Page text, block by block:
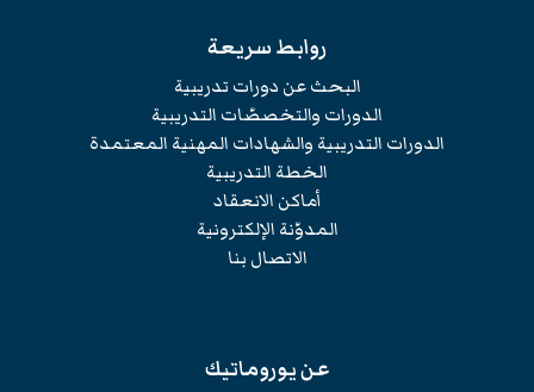
روابط سريعة
البحث عن دورات تدريبية
الدورات والتخصصّات التدريبية
الدورات التدريبية والشهادات المهنية المعتمدة
الخطة التدريبية
أماكن الانعقاد
المدوّنة الإلكترونية
الاتصال بنا
عن يوروماتيك